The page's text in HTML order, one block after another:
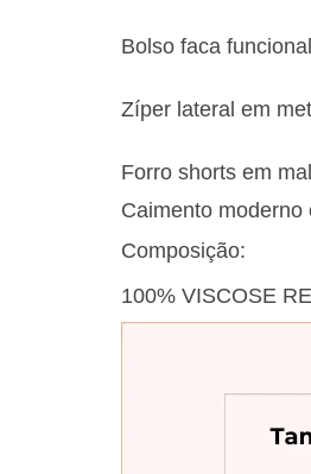
Bolso faca funcional
Zíper lateral em
Forro shorts em
Caimento moderno
Composição:
100% VISCOSE